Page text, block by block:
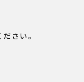
さい。